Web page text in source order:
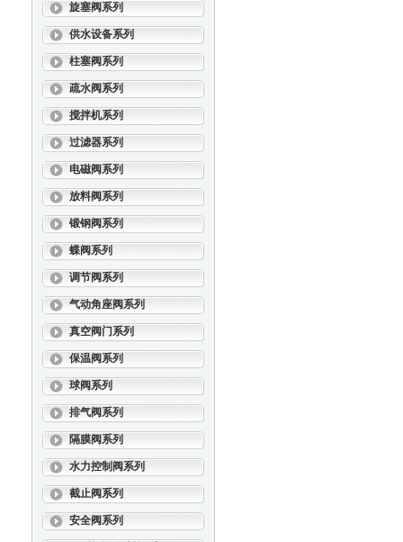
旋塞阀系列
供水设备系列
柱塞阀系列
疏水阀系列
搅拌机系列
过滤器系列
电磁阀系列
放料阀系列
锻钢阀系列
蝶阀系列
调节阀系列
气动角座阀系列
真空阀门系列
保温阀系列
球阀系列
排气阀系列
隔膜阀系列
水力控制阀系列
截止阀系列
安全阀系列